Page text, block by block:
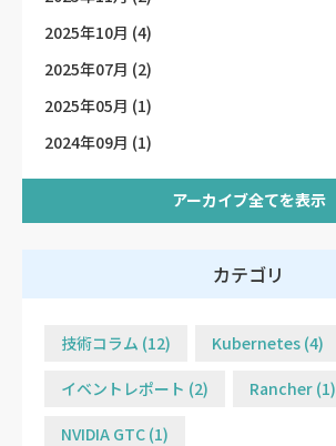
2025年10月 (4)
2025年07月 (2)
2025年05月 (1)
2024年09月 (1)
アーカイブ全てを表示
カテゴリ
技術コラム (12) Kubernetes (4)
イベントレポート (2) Rancher (1)
NVIDIA GTC (1)